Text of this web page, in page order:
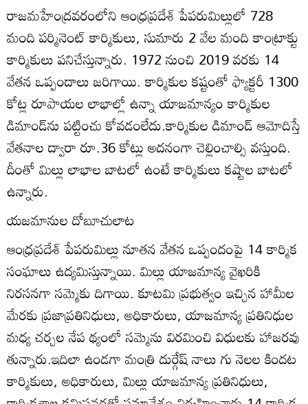
రాజమహేంద్రవరంలోని ఆంధ్రప్రదేశ్‌ పేపరుమిల్లులో 728
మంది పర్మినెంట్‌ కార్మికులు, సుమారు 2 వేల మంది కాంట్రాక్టు
కార్మికులు పనిచేస్తున్నారు. 1972 నుంచి 2019 వరకు 14
వేతన ఒప్పందాలు జరిగాయి. కార్మికుల కష్టంతో ఫ్యాక్టరీ 1300
కోట్ల రూపాయల లాభాల్లో ఉన్నా యాజమాన్యం కార్మికుల
డిమాండ్‌ను పట్టించు కోవడంలేదు.కార్మికుల డిమాండ్‌ ఆమోదిస్తే
వేతనాల ద్వారా రూ.36 కోట్లు అదనంగా చెల్లించాల్సి వస్తుంది.
దీంతో మిల్లు లాభాల బాటలో ఉంటే కార్మికులు కష్టాల బాటలో
ఉన్నారు.
యజమానుల దోబూచులాట
ఆంధ్రప్రదేశ్‌ పేపరుమిల్లు నూతన వేతన ఒప్పందంపై 14 కార్మిక
సంఘాలు ఉద్యమిస్తున్నాయి. మిల్లు యాజమాన్య వైఖరికి
నిరసనగా సమ్మెకు దిగాయి. కూటమి ప్రభుత్వం ఇచ్చిన హామీల
మేరకు ప్రజాప్రతినిధులు, అధికారులు, యాజమాన్య ప్రతినిధుల
మధ్య చర్చల నేప థ్యంలో సమ్మెను విరమించి విధులకు హాజరవు
తున్నారు.ఇదిలా ఉండగా మంత్రి దుర్గేష్‌ నాలు గు నెలల కిందట
కార్మికులు, అధికారులు, మిల్లు యాజమాన్య ప్రతినిధులు,